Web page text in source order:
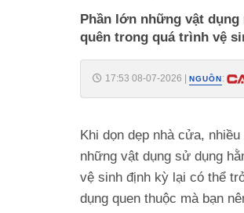
Phần lớn những vật
quên trong quá trình vệ
17:53 08-07-2026 | NGUỒN:
Khi dọn dẹp nhà cửa,
những vật dụng sử dụng
vệ sinh định kỳ lại có thể
dụng quen thuộc mà bạn